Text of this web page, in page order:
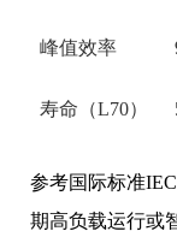
峰值效率
寿命（L70）
参考国际标准
期高负载运行或